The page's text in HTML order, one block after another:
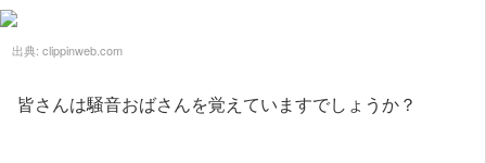
出典: clippinweb.com
皆さんは騒音おばさんを覚えていますでしょうか？